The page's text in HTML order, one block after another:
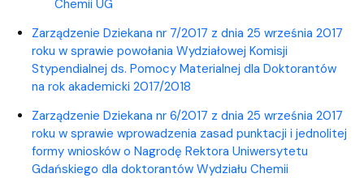
Chemii UG
Zarządzenie Dziekana nr 7/2017 z dnia 25 września 2017
roku w sprawie powołania Wydziałowej Komisji
Stypendialnej ds. Pomocy Materialnej dla Doktorantów
na rok akademicki 2017/2018
Zarządzenie Dziekana nr 6/2017 z dnia 25 września 2017
roku w sprawie wprowadzenia zasad punktacji i jednolitej
formy wniosków o Nagrodę Rektora Uniwersytetu
Gdańskiego dla doktorantów Wydziału Chemii